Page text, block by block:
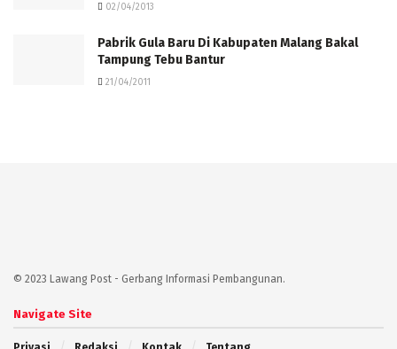
02/04/2013
Pabrik Gula Baru Di Kabupaten Malang Bakal
Tampung Tebu Bantur
21/04/2011
© 2023 Lawang Post - Gerbang Informasi Pembangunan.
Navigate Site